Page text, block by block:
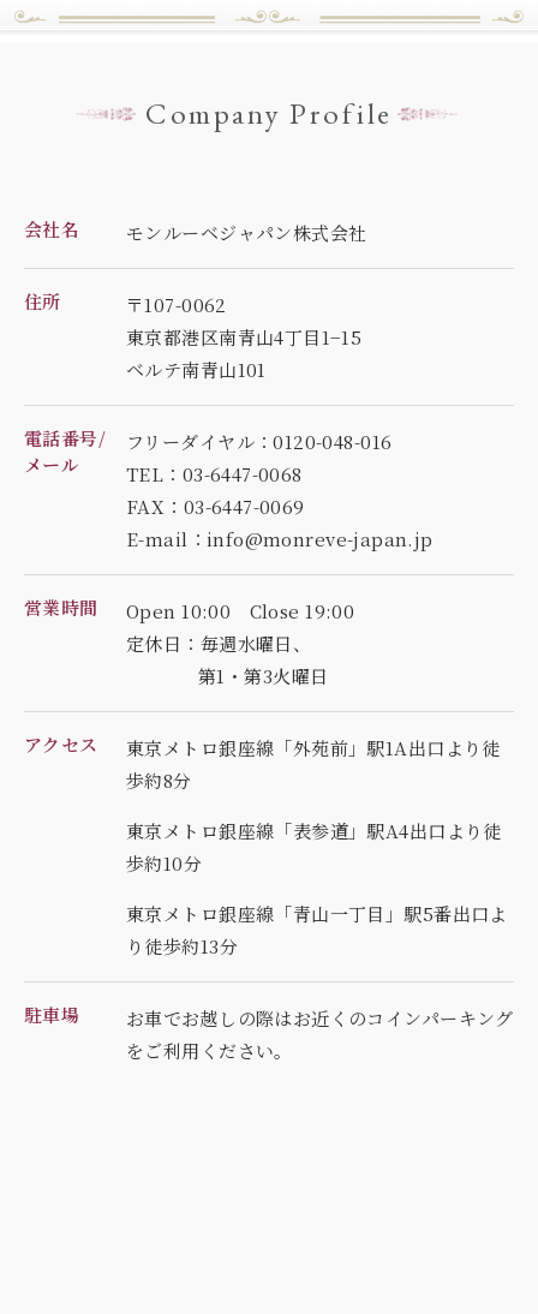
Company Profile
会社名 モンルーベジャパン株式会社
住所
〒107-0062
東京都港区南青山4丁目1−15
ベルテ南青山101
電話番号/
メール
フリーダイヤル：0120-048-016
TEL：03-6447-0068
FAX：03-6447-0069
E-mail：info@monreve-japan.jp
営業時間
Open 10:00 Close 19:00
定休日：毎週水曜日、
第1・第3火曜日
アクセス
東京メトロ銀座線「外苑前」駅1A出口より徒
歩約8分
東京メトロ銀座線「表参道」駅A4出口より徒
歩約10分
東京メトロ銀座線「青山一丁目」駅5番出口よ
り徒歩約13分
駐車場
お車でお越しの際はお近くのコインパーキング
をご利用ください。